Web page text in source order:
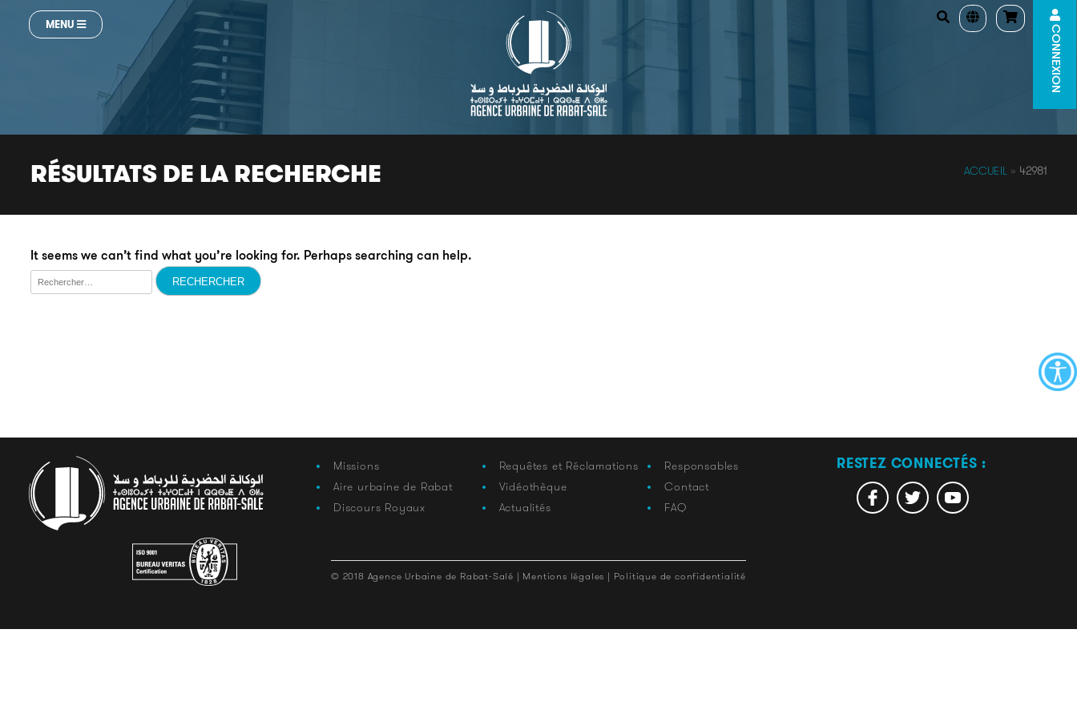
MENU CONNEXION
RÉSULTATS DE LA RECHERCHE ACCUEIL» 42981
It seems we can’t find what you’re looking for. Perhaps searching can help.
Rechercher :
Missions
Aire urbaine de Rabat
Discours Royaux
Requêtes et Réclamations
Vidéothèque
Actualités
Responsables
Contact
FAQ
RESTEZ CONNECTÉS :
© 2018 Agence Urbaine de Rabat-Salé | Mentions légales | Politique de confidentialité